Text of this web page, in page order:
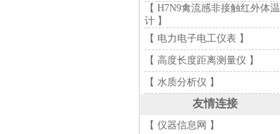
【 H7N9禽流感非接触红外体温
计 】
【 电力电子电工仪表 】
【 高度长度距离测量仪 】
【 水质分析仪 】
友情连接
【 仪器信息网 】